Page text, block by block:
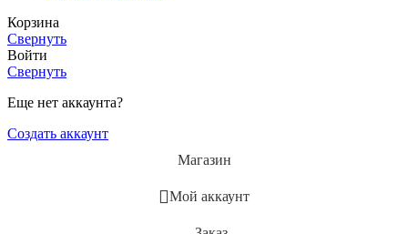
Корзина
Свернуть
Войти
Свернуть
Еще нет аккаунта?
Создать аккаунт
Магазин
Мой аккаунт